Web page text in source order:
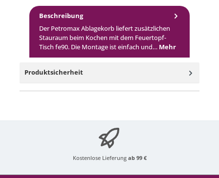
Beschreibung
Der Petromax Ablagekorb liefert zusätzlichen
Stauraum beim Kochen mit dem Feuertopf-
Tisch fe90. Die Montage ist einfach und… Mehr
Produktsicherheit
Kostenlose Lieferung ab 99 €